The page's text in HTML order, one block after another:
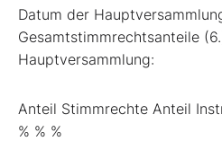
Datum der
Gesamtstimmrechtsanteile
Hauptversammlung:
Anteil Stimmrechte Anteil
% % %